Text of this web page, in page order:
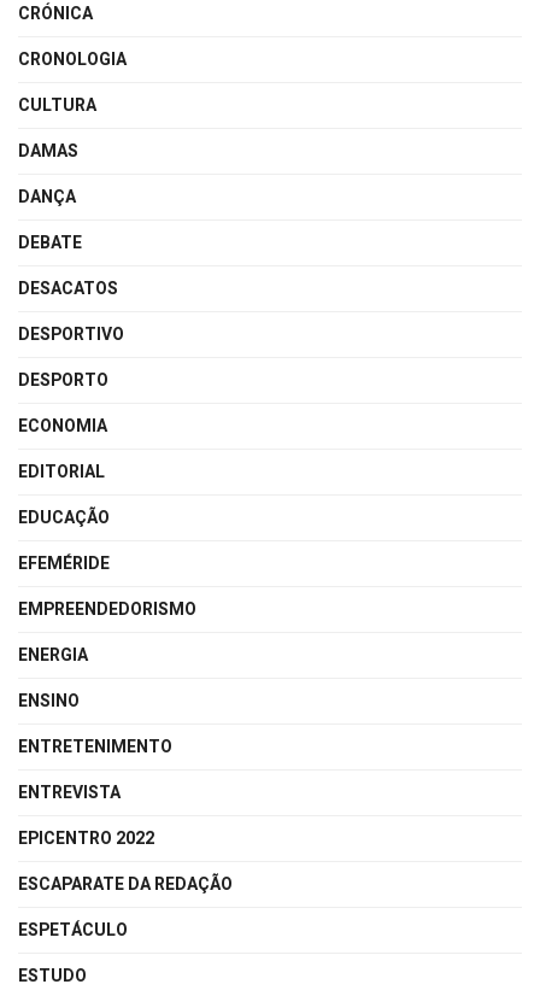
CRÓNICA
CRONOLOGIA
CULTURA
DAMAS
DANÇA
DEBATE
DESACATOS
DESPORTIVO
DESPORTO
ECONOMIA
EDITORIAL
EDUCAÇÃO
EFEMÉRIDE
EMPREENDEDORISMO
ENERGIA
ENSINO
ENTRETENIMENTO
ENTREVISTA
EPICENTRO 2022
ESCAPARATE DA REDAÇÃO
ESPETÁCULO
ESTUDO